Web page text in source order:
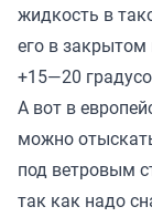
жидкость в
его в
+15—20
А вот в
можно
под ветровым
так как надо